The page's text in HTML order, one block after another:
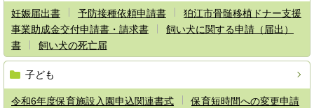
妊娠届出書 予防接種依頼申請書
狛江市骨髄移植ドナー支援
事業助成金交付申請書・請求書
飼い犬に関する申請（届出）
書
飼い犬の死亡届
子ども
令和6年度保育施設入園申込関連書式
保育短時間への変更申請